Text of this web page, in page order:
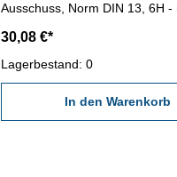
Ausschuss, Norm DIN 13, 6H -
30,08 €*
Lagerbestand: 0
In den Warenkorb